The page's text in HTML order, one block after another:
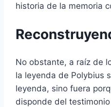
historia de la memoria
No obstante, a raí­z de
la leyenda de Polybius
leyenda, sino fuera
disponde del